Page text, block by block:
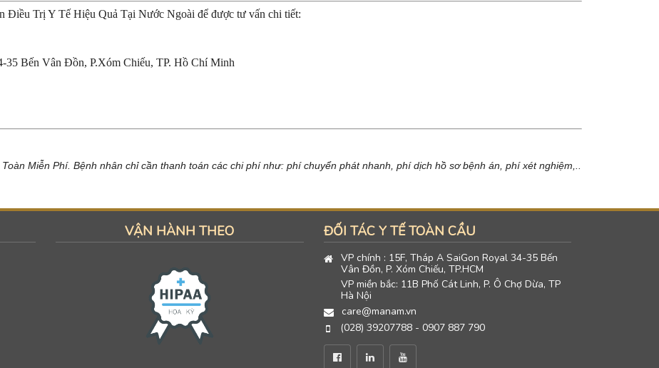
Trị Y Tế Hiệu Quả Tại Nước Ngoài để được tư vấn chi tiết:
35 Bến Vân Đồn, P.Xóm Chiếu, TP. Hồ Chí Minh
Miễn Phí. Bệnh nhân chỉ cần thanh toán các chi phí như: phí chuyển phát nhanh, phí dịch hồ sơ bệnh án, phí xét nghiệm,..
VẬN HÀNH THEO ĐỐI TÁC Y TẾ TOÀN CẦU
VP chính : 15F, Tháp A SaiGon Royal 34-35 Bến
Vân Đồn, P. Xóm Chiếu, TP.HCM
VP miền bắc: 11B Phố Cát Linh, P. Ô Chợ Dừa, TP
Hà Nội
care@manam.vn
(028) 39207788 - 0907 887 790